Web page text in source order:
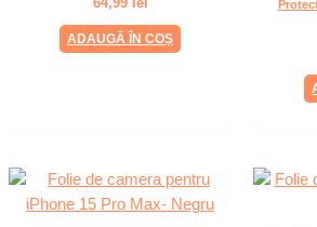
ADAUGĂ ÎN COȘ